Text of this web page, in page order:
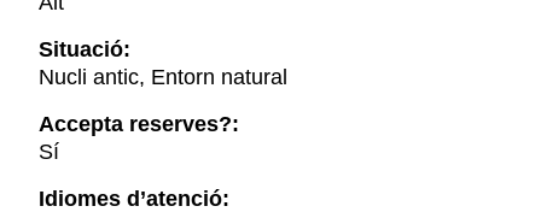
Situació:
Nucli antic, Entorn natural
Accepta reserves?:
Sí
Idiomes d’atenció: